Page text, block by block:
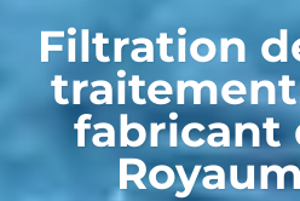
Filtration
fabricant